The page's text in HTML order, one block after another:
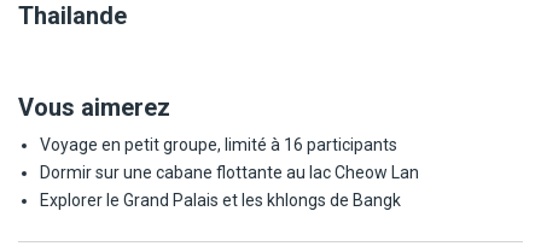
Thailande
Vous aimerez
Voyage en petit groupe, limité à 16 participants
Dormir sur une cabane flottante au lac Cheow Lan
Explorer le Grand Palais et les khlongs de Bangk